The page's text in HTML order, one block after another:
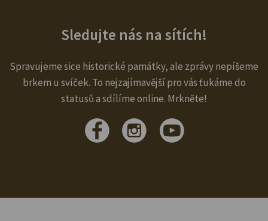
Sledujte nás na sítích!
Spravujeme sice historické památky, ale zprávy nepíšeme
brkem u svíček. To nejzajímavější pro vás ťukáme do
statusů a sdílíme online. Mrkněte!